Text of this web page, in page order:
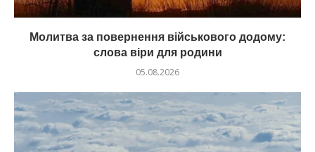
Молитва за повернення військового додому:
слова віри для родини
05.08.2026